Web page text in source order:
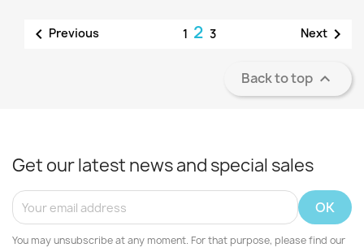
 Previous 1 2 3 Next 
Back to top 
Get our latest news and special sales
You may unsubscribe at any moment. For that purpose, please find our